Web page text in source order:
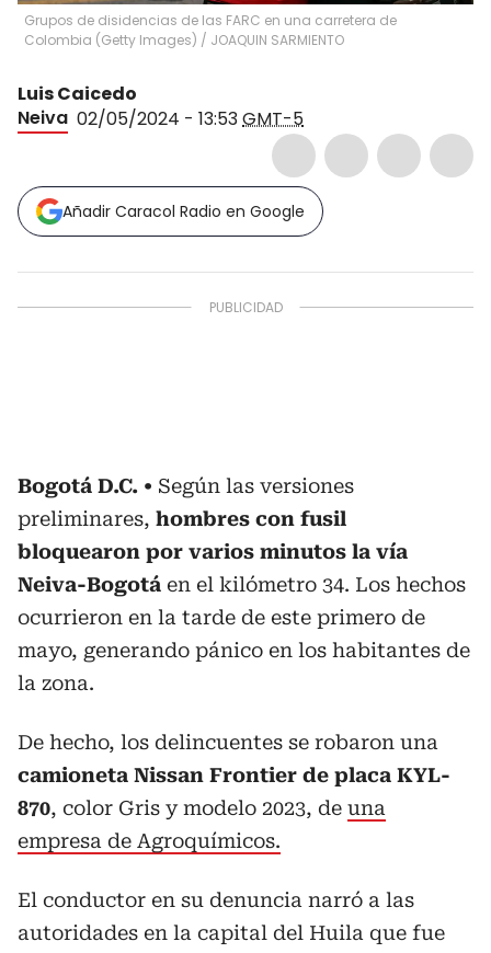
Grupos de disidencias de las FARC en una carretera de
Colombia (Getty Images) / JOAQUIN SARMIENTO
Luis Caicedo
Neiva 02/05/2024 - 13:53GMT-5
Añadir Caracol Radio en Google
Bogotá D.C.
Según las versiones
preliminares, hombres con fusil
bloquearon por varios minutos la vía
Neiva-Bogotá en el kilómetro 34. Los hechos
ocurrieron en la tarde de este primero de
mayo, generando pánico en los habitantes de
la zona.
De hecho, los delincuentes se robaron una
camioneta Nissan Frontier de placa KYL-
870, color Gris y modelo 2023, de una
empresa de Agroquímicos.
El conductor en su denuncia narró a las
autoridades en la capital del Huila que fue